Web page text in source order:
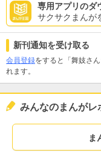
専用アプリのダ
サクサクまんが
新刊通知を受け取る
会員登録をすると「舞妓さ
れます。
みんなのまんがレ
ま